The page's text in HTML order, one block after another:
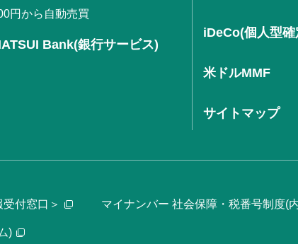
円から自動売買
Bank(銀行サービス)
iDeCo(個人型
米ドルMMF
サイトマップ
付窓口＞ マイナンバー 社会保障・税番号制度(
)